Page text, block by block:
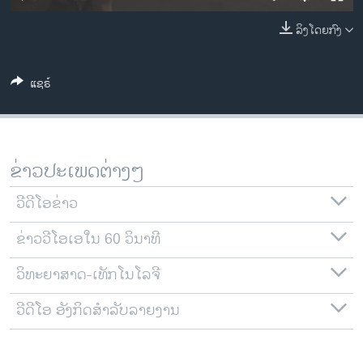
ວິທະຍາສາດ-ເທັກໂນໂລຈີ
ພາສາອັງກິດ
ລາຍການກະຈາຍສຽງ
ລາຍງານ
ຕິດຕາມພວກເຮົາ ທີ່
ພາສາຕ່າງໆ
ລິງໂດຍກົງ
ແຊຣ໌
ຂ່າວປະເພດຕ່າງໆ
ວີດີໂອຂ່າວ
ຂ່າວວີໂອເອໃນ 60 ວິນາທີ
ວິທະຍາສາດ-ເທັກໂນໂລຈີ
ວີດີໂອ ອັງກິດສຳລັບລາຍງານ